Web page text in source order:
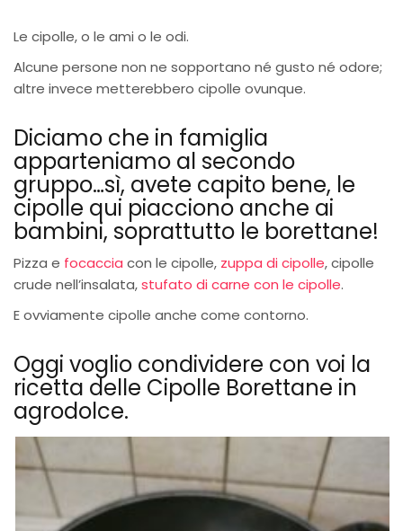
Le cipolle, o le ami o le odi.
Alcune persone non ne sopportano né gusto né odore;
altre invece metterebbero cipolle ovunque.
Diciamo che in famiglia
apparteniamo al secondo
gruppo…sì, avete capito bene, le
cipolle qui piacciono anche ai
bambini, soprattutto le borettane!
Pizza e focaccia con le cipolle, zuppa di cipolle, cipolle
crude nell’insalata,stufato di carne con le cipolle.
E ovviamente cipolle anche come contorno.
Oggi voglio condividere con voi la
ricetta delle Cipolle Borettane in
agrodolce.